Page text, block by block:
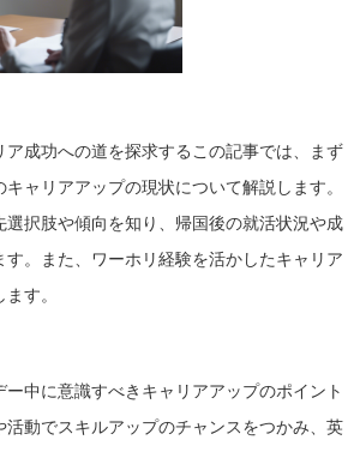
ア成功への道を探求するこの記事では、まず
ャリアアップの現状について解説します。
選択肢や傾向を知り、帰国後の就活状況や成
。また、ワーホリ経験を活かしたキャリア
す。
中に意識すべきキャリアアップのポイント
活動でスキルアップのチャンスをつかみ、英